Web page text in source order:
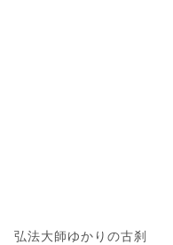
弘法大師ゆかりの古刹